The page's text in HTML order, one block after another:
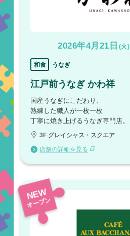
2026年4月21日 (火)
和食 うなぎ
江戸前うなぎ かわ祥
国産うなぎにこだわり、
熟練した職人が一枚一枚
丁寧に焼き上げるうなぎ専門店。
3F グレイシャス・スクエア
店舗の詳細を見る
NEW
オープン